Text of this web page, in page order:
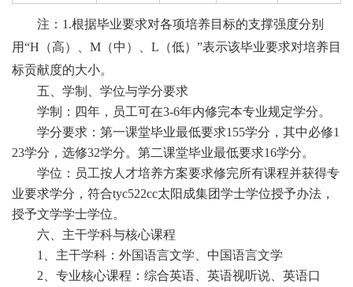
注：1.根据毕业要求对各项培养目标的支撑强度分别
用“H（高）、M（中）、L（低）”表示该毕业要求对培养目
标贡献度的大小。
五、学制、学位与学分要求
学制：四年，员工可在3-6年内修完本专业规定学分。
学分要求：第一课堂毕业最低要求155学分，其中必修1
23学分，选修32学分。第二课堂毕业最低要求16学分。
学位：员工按人才培养方案要求修完所有课程并获得专
业要求学分，符合tyc522cc太阳成集团学士学位授予办法，
授予文学学士学位。
六、主干学科与核心课程
1、主干学科：外国语言文学、中国语言文学
2、专业核心课程：综合英语、英语视听说、英语口